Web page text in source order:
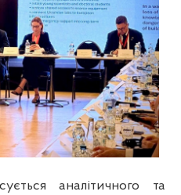
аналітичного та